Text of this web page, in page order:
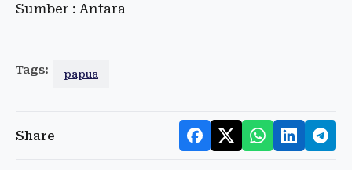
Sumber : Antara
Tags: papua
Share